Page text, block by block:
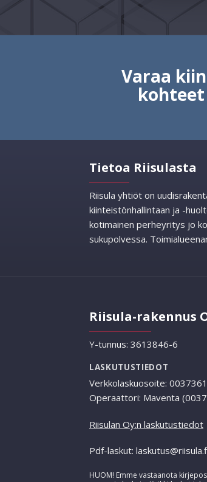
Varaa
Tietoa Riisulasta
Riisula yhtiöt on
kiinteistönhallintaan ja -
kotimainen perheyritys jo
sukupolvessa.
Riisula-rakennus
Y-tunnus: 3613846-6
LASKUTUSTIEDOT
Verkkolaskuosoite:
Operaattori: Maventa
Riisulan Oy:n laskutustiedot
Pdf-laskut:
HUOM! Emme vastaanota